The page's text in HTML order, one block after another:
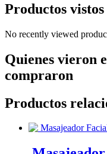
Productos
No recently viewed
Quienes vieron
compraron
Productos